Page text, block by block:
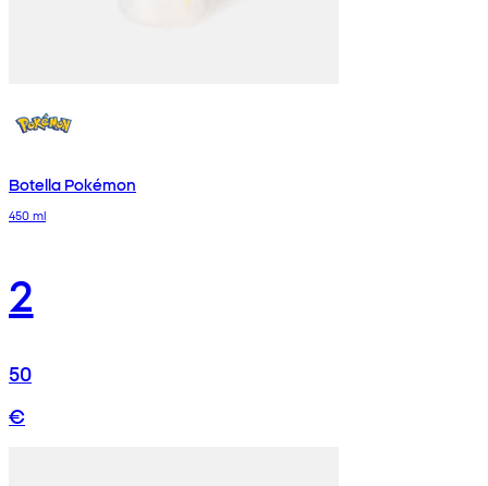
Botella Pokémon
450 ml
2
50
€